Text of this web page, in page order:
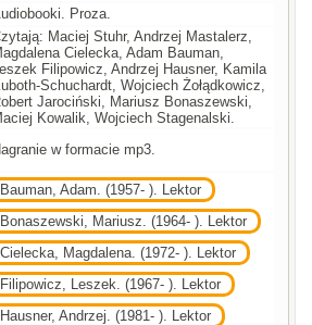
Proza.
Maciej Stuhr, Andrzej Mastalerz,
Cielecka, Adam Bauman,
Filipowicz, Andrzej Hausner, Kamila
Schuchardt, Wojciech Żołądkowicz,
Jarociński, Mariusz Bonaszewski,
Kowalik, Wojciech Stagenalski.
w formacie mp3.
Bauman, Adam. (1957- ). Lektor
Bonaszewski, Mariusz. (1964- ). Lektor
Cielecka, Magdalena. (1972- ). Lektor
Filipowicz, Leszek. (1967- ). Lektor
Hausner, Andrzej. (1981- ). Lektor